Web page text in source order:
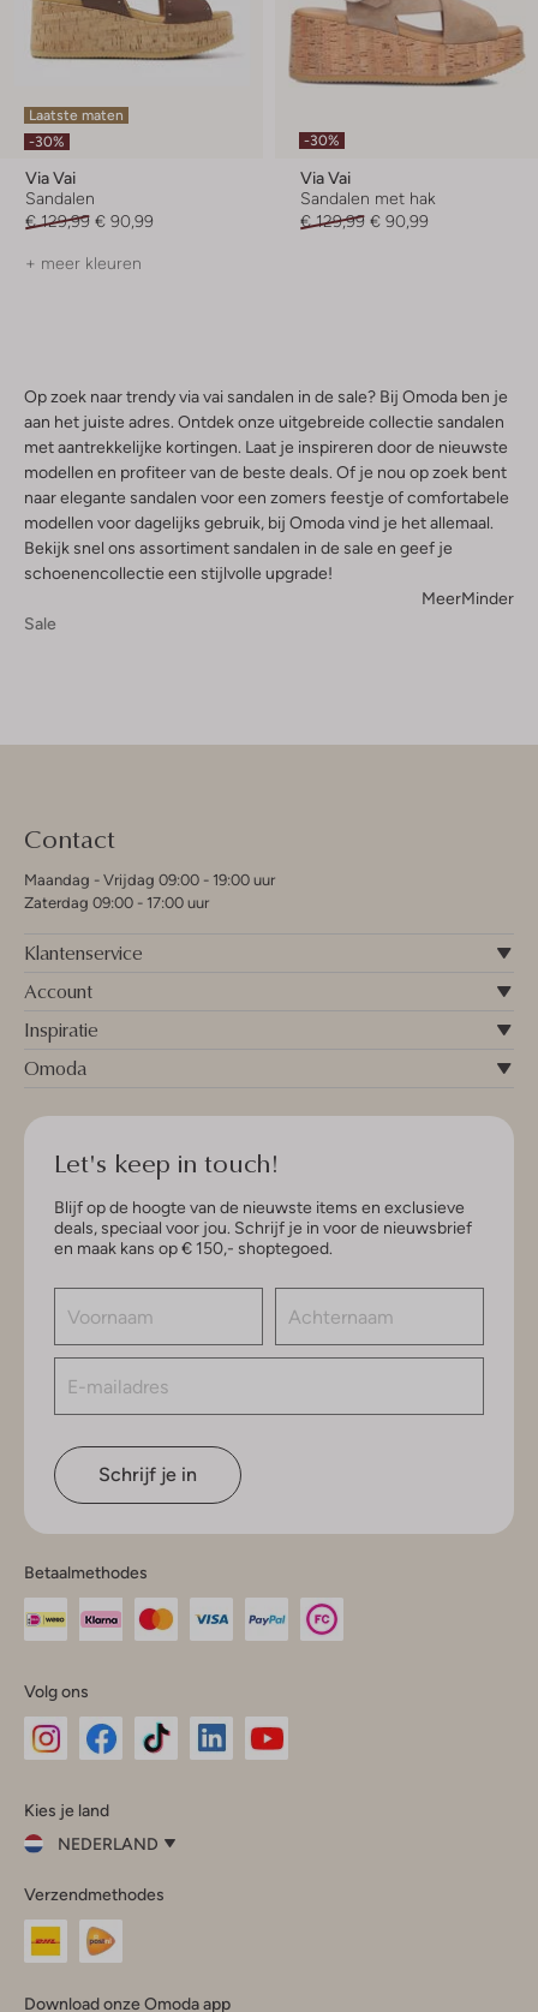
Laatste maten
-30%
Via Vai
Sandalen
€ 129,99 € 90,99
+ meer kleuren
-30%
Via Vai
Sandalen met hak
€ 129,99 € 90,99
Op zoek naar trendy via vai sandalen in de sale? Bij Omoda ben je
aan het juiste adres. Ontdek onze uitgebreide collectie sandalen
met aantrekkelijke kortingen. Laat je inspireren door de nieuwste
modellen en profiteer van de beste deals. Of je nou op zoek bent
naar elegante sandalen voor een zomers feestje of comfortabele
modellen voor dagelijks gebruik, bij Omoda vind je het allemaal.
Bekijk snel ons assortiment sandalen in de sale en geef je
schoenencollectie een stijlvolle upgrade!
MeerMinder
Sale
Contact
Maandag - Vrijdag 09:00 - 19:00 uur
Zaterdag 09:00 - 17:00 uur
Klantenservice
Account
Inspiratie
Omoda
Let's keep in touch!
Blijf op de hoogte van de nieuwste items en exclusieve
deals, speciaal voor jou. Schrijf je in voor de nieuwsbrief
en maak kans op € 150,- shoptegoed.
Schrijf je in
Betaalmethodes
Volg ons
InstagramFacebook
Kies je land
NEDERLAND
je
land
Nederland
Verzendmethodes
Download onze Omoda app